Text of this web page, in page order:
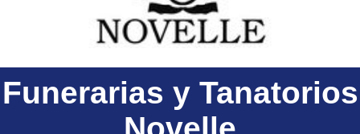
Funerarias y Tanatorios